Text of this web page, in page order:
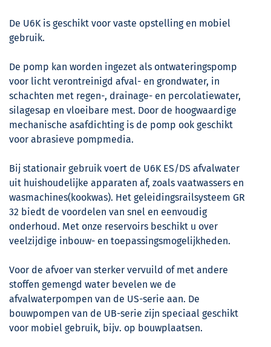
De U6K is geschikt voor vaste opstelling en mobiel
gebruik.
De pomp kan worden ingezet als ontwateringspomp
voor licht verontreinigd afval- en grondwater, in
schachten met regen-, drainage- en percolatiewater,
silagesap en vloeibare mest. Door de hoogwaardige
mechanische asafdichting is de pomp ook geschikt
voor abrasieve pompmedia.
Bij stationair gebruik voert de U6K ES/DS afvalwater
uit huishoudelijke apparaten af, zoals vaatwassers en
wasmachines(kookwas). Het geleidingsrailsysteem GR
32 biedt de voordelen van snel en eenvoudig
onderhoud. Met onze reservoirs beschikt u over
veelzijdige inbouw- en toepassingsmogelijkheden.
Voor de afvoer van sterker vervuild of met andere
stoffen gemengd water bevelen we de
afvalwaterpompen van de US-serie aan. De
bouwpompen van de UB-serie zijn speciaal geschikt
voor mobiel gebruik, bijv. op bouwplaatsen.